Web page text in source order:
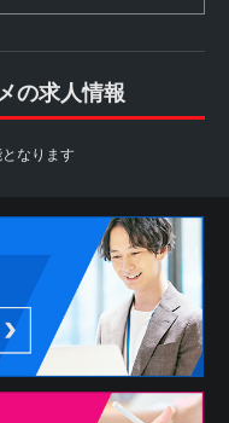
の求人情報
なります